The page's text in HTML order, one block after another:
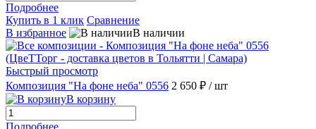
Подробнее
Купить в 1 клик Сравнение
В избранное
В наличии
Быстрый просмотр
Композиция "На фоне неба" 0556 2 650 ₽ / шт
В корзину
Подробнее